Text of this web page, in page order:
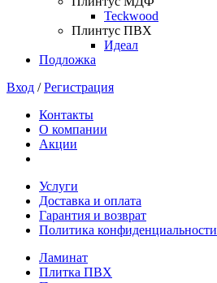
Teckwood
Плинтус ПВХ
Идеал
Подложка
Вход /Регистрация
Контакты
О компании
Акции
Услуги
Доставка и оплата
Гарантия и возврат
Политика конфиденциальности
Ламинат
Плитка ПВХ